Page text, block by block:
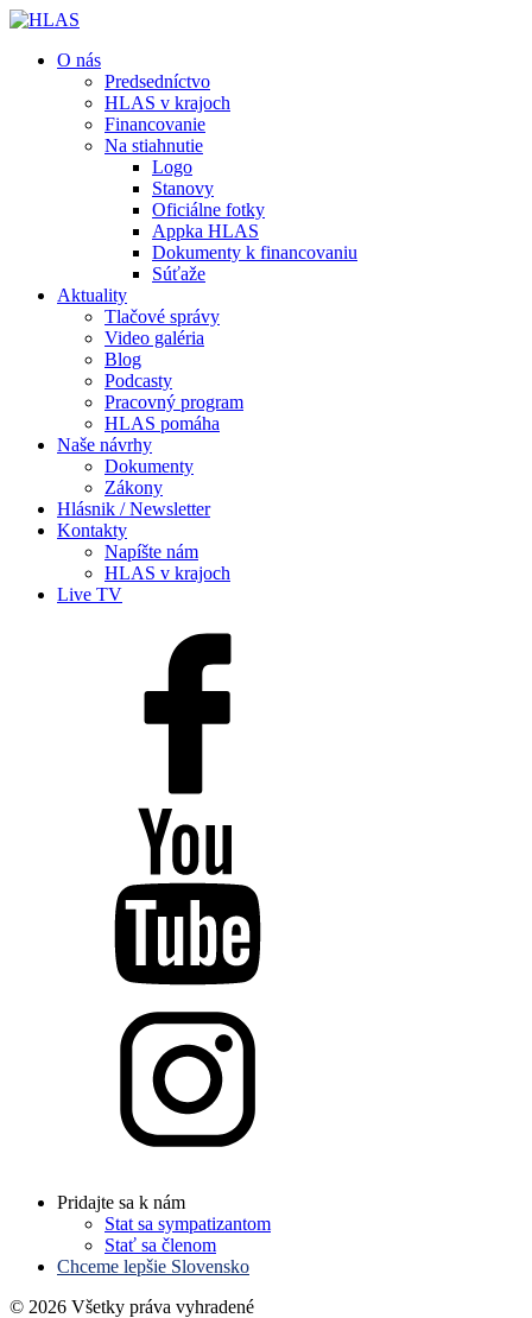
O nás
Predsedníctvo
HLAS v krajoch
Financovanie
Na stiahnutie
Logo
Stanovy
Oficiálne fotky
Appka HLAS
Dokumenty k financovaniu
Súťaže
Aktuality
Tlačové správy
Video galéria
Blog
Podcasty
Pracovný program
HLAS pomáha
Naše návrhy
Dokumenty
Zákony
Hlásnik / Newsletter
Kontakty
Napíšte nám
HLAS v krajoch
Live TV
Pridajte sa k nám
Stat sa sympatizantom
Stať sa členom
Chceme lepšie Slovensko
© 2026 Všetky práva vyhradené